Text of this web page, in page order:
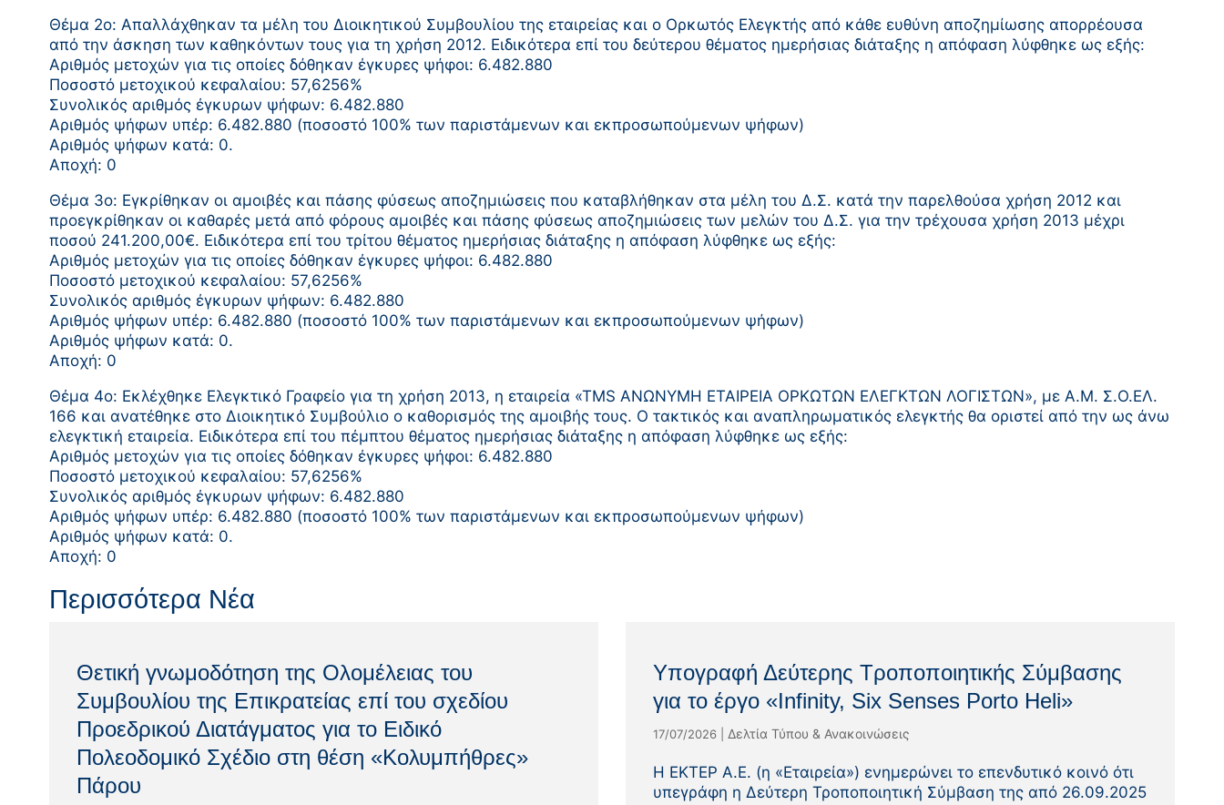
Θέμα 2ο: Απαλλάχθηκαν τα μέλη του Διοικητικού Συμβουλίου της εταιρείας και ο Ορκωτός Ελεγκτής από κάθε ευθύνη αποζημίωσης απορρέουσα
από την άσκηση των καθηκόντων τους για τη χρήση 2012. Ειδικότερα επί του δεύτερου θέματος ημερήσιας διάταξης η απόφαση λύφθηκε ως εξής:
Αριθμός μετοχών για τις οποίες δόθηκαν έγκυρες ψήφοι: 6.482.880
Ποσοστό μετοχικού κεφαλαίου: 57,6256%
Συνολικός αριθμός έγκυρων ψήφων: 6.482.880
Αριθμός ψήφων υπέρ: 6.482.880 (ποσοστό 100% των παριστάμενων και εκπροσωπούμενων ψήφων)
Αριθμός ψήφων κατά: 0.
Αποχή: 0
Θέμα 3ο: Εγκρίθηκαν οι αμοιβές και πάσης φύσεως αποζημιώσεις που καταβλήθηκαν στα μέλη του Δ.Σ. κατά την παρελθούσα χρήση 2012 και
προεγκρίθηκαν οι καθαρές μετά από φόρους αμοιβές και πάσης φύσεως αποζημιώσεις των μελών του Δ.Σ. για την τρέχουσα χρήση 2013 μέχρι
ποσού 241.200,00€. Ειδικότερα επί του τρίτου θέματος ημερήσιας διάταξης η απόφαση λύφθηκε ως εξής:
Αριθμός μετοχών για τις οποίες δόθηκαν έγκυρες ψήφοι: 6.482.880
Ποσοστό μετοχικού κεφαλαίου: 57,6256%
Συνολικός αριθμός έγκυρων ψήφων: 6.482.880
Αριθμός ψήφων υπέρ: 6.482.880 (ποσοστό 100% των παριστάμενων και εκπροσωπούμενων ψήφων)
Αριθμός ψήφων κατά: 0.
Αποχή: 0
Θέμα 4ο: Εκλέχθηκε Ελεγκτικό Γραφείο για τη χρήση 2013, η εταιρεία «ΤMS ΑΝΩΝΥΜΗ ΕΤΑΙΡΕΙΑ ΟΡΚΩΤΩΝ ΕΛΕΓΚΤΩΝ ΛΟΓΙΣΤΩΝ», με Α.Μ. Σ.Ο.ΕΛ.
166 και ανατέθηκε στο Διοικητικό Συμβούλιο ο καθορισμός της αμοιβής τους. Ο τακτικός και αναπληρωματικός ελεγκτής θα οριστεί από την ως άνω
ελεγκτική εταιρεία. Ειδικότερα επί του πέμπτου θέματος ημερήσιας διάταξης η απόφαση λύφθηκε ως εξής:
Αριθμός μετοχών για τις οποίες δόθηκαν έγκυρες ψήφοι: 6.482.880
Ποσοστό μετοχικού κεφαλαίου: 57,6256%
Συνολικός αριθμός έγκυρων ψήφων: 6.482.880
Αριθμός ψήφων υπέρ: 6.482.880 (ποσοστό 100% των παριστάμενων και εκπροσωπούμενων ψήφων)
Αριθμός ψήφων κατά: 0.
Αποχή: 0
Περισσότερα Νέα
Θετική γνωμοδότηση της Ολομέλειας του
Συμβουλίου της Επικρατείας επί του σχεδίου
Προεδρικού Διατάγματος για το Ειδικό
Πολεοδομικό Σχέδιο στη θέση «Κολυμπήθρες»
Πάρου
Υπογραφή Δεύτερης Τροποποιητικής Σύμβασης
για το έργο «Infinity, Six Senses Porto Heli»
17/07/2026 Δελτία Τύπου & Ανακοινώσεις
Η ΕΚΤΕΡ Α.Ε. (η «Εταιρεία») ενημερώνει το επενδυτικό κοινό ότι
υπεγράφη η Δεύτερη Τροποποιητική Σύμβαση της από 26.09.2025